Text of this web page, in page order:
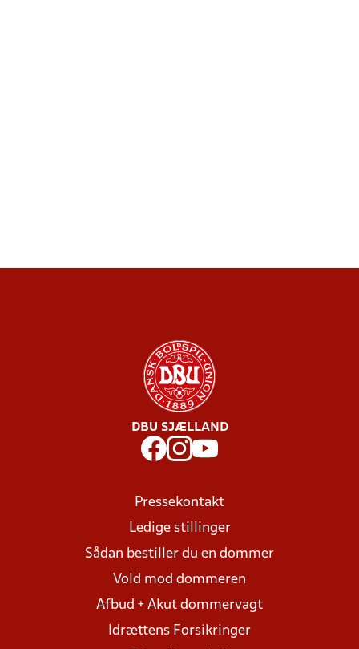
DBU SJÆLLAND
Pressekontakt
Ledige stillinger
Sådan bestiller du en dommer
Vold mod dommeren
Afbud + Akut dommervagt
Idrættens Forsikringer